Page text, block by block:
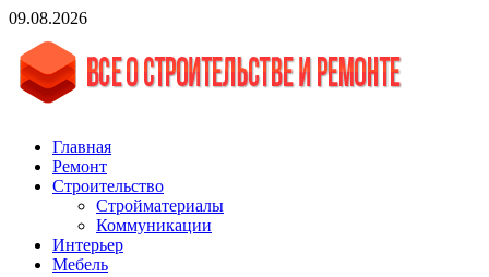
Skip
content
09.08.2026
vgasa.ru
Строительный журнал. Всё о строительстве и ремонтах
Главная
Ремонт
Строительство
Стройматериалы
Коммуникации
Интерьер
Мебель